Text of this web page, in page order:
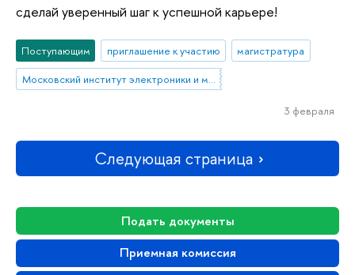
Подать документы
Приемная комиссия
сделай уверенный шаг к успешной карьере!
Поступающим приглашение к участию
магистратура
Московский институт электроники и математики им. А.Н. Тихонова
3 февраля
Следующая страница